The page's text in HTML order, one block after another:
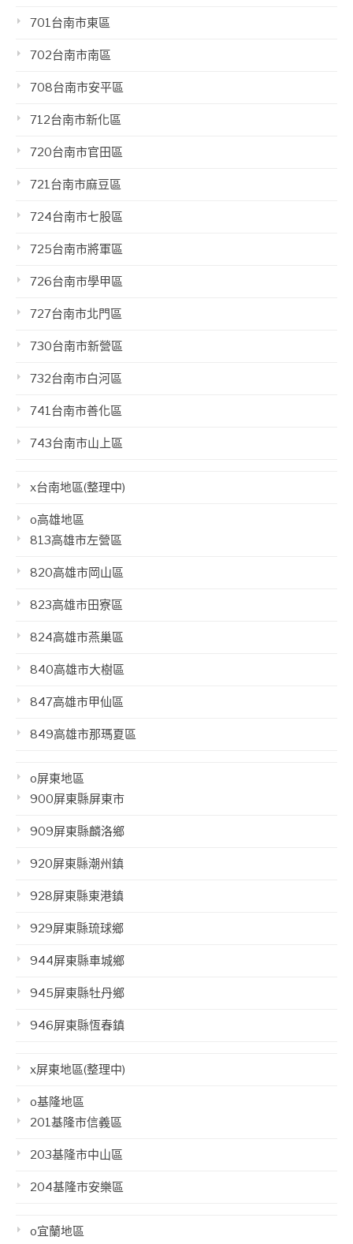
701台南市東區
702台南市南區
708台南市安平區
712台南市新化區
720台南市官田區
721台南市麻豆區
724台南市七股區
725台南市將軍區
726台南市學甲區
727台南市北門區
730台南市新營區
732台南市白河區
741台南市善化區
743台南市山上區
x台南地區(整理中)
o高雄地區
813高雄市左營區
820高雄市岡山區
823高雄市田寮區
824高雄市燕巢區
840高雄市大樹區
847高雄市甲仙區
849高雄市那瑪夏區
o屏東地區
900屏東縣屏東市
909屏東縣麟洛鄉
920屏東縣潮州鎮
928屏東縣東港鎮
929屏東縣琉球鄉
944屏東縣車城鄉
945屏東縣牡丹鄉
946屏東縣恆春鎮
x屏東地區(整理中)
o基隆地區
201基隆市信義區
203基隆市中山區
204基隆市安樂區
o宜蘭地區